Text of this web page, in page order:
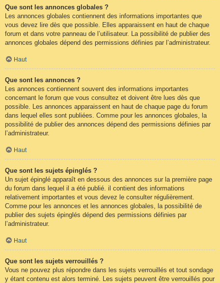
Que sont les annonces globales ?
Les annonces globales contiennent des informations importantes que
vous devez lire dès que possible. Elles apparaissent en haut de chaque
forum et dans votre panneau de l’utilisateur. La possibilité de publier des
annonces globales dépend des permissions définies par l’administrateur.
Haut
Que sont les annonces ?
Les annonces contiennent souvent des informations importantes
concernant le forum que vous consultez et doivent être lues dès que
possible. Les annonces apparaissent en haut de chaque page du forum
dans lequel elles sont publiées. Comme pour les annonces globales, la
possibilité de publier des annonces dépend des permissions définies par
l’administrateur.
Haut
Que sont les sujets épinglés ?
Un sujet épinglé apparaît en dessous des annonces sur la première page
du forum dans lequel il a été publié. il contient des informations
relativement importantes et vous devez le consulter régulièrement.
Comme pour les annonces et les annonces globales, la possibilité de
publier des sujets épinglés dépend des permissions définies par
l’administrateur.
Haut
Que sont les sujets verrouillés ?
Vous ne pouvez plus répondre dans les sujets verrouillés et tout sondage
y étant contenu est alors terminé. Les sujets peuvent être verrouillés pour